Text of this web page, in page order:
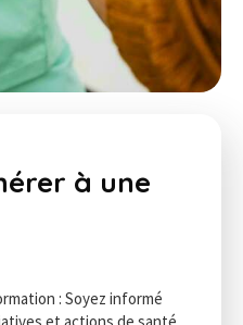
à une
: Soyez informé